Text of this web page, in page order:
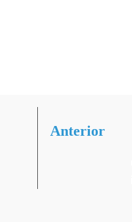
Anterior